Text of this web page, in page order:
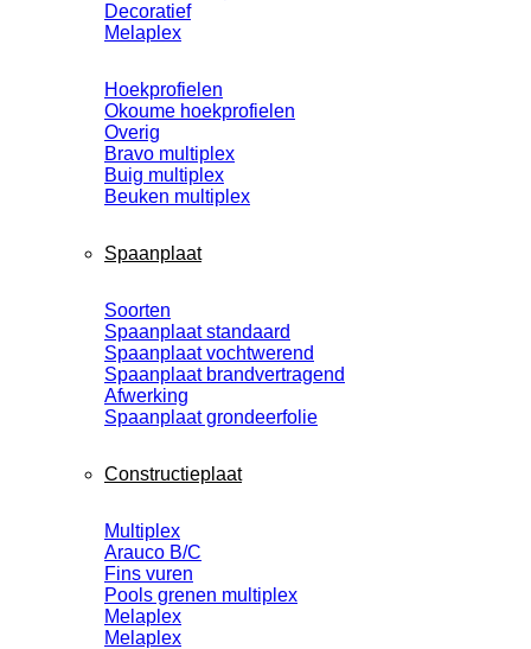
Decoratief
Melaplex
Hoekprofielen
Okoume hoekprofielen
Overig
Bravo multiplex
Buig multiplex
Beuken multiplex
Spaanplaat
Soorten
Spaanplaat standaard
Spaanplaat vochtwerend
Spaanplaat brandvertragend
Afwerking
Spaanplaat grondeerfolie
Constructieplaat
Multiplex
Arauco B/C
Fins vuren
Pools grenen multiplex
Melaplex
Melaplex